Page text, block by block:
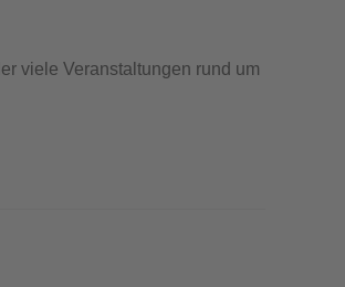
viele Veranstaltungen rund um